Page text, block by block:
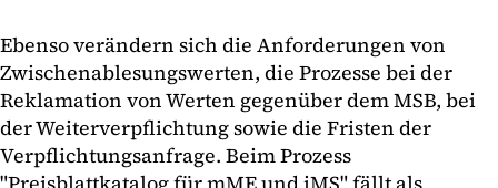
Ebenso verändern sich die Anforderungen von
Zwischenablesungswerten, die Prozesse bei der
Reklamation von Werten gegenüber dem MSB, bei
der Weiterverpflichtung sowie die Fristen der
Verpflichtungsanfrage. Beim Prozess